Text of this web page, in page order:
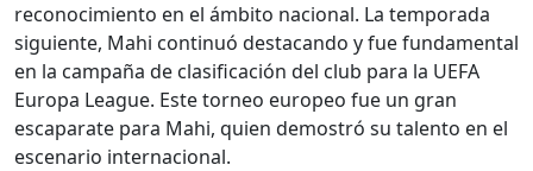
reconocimiento en el ámbito nacional. La temporada
siguiente, Mahi continuó destacando y fue fundamental
en la campaña de clasificación del club para la UEFA
Europa League. Este torneo europeo fue un gran
escaparate para Mahi, quien demostró su talento en el
escenario internacional.